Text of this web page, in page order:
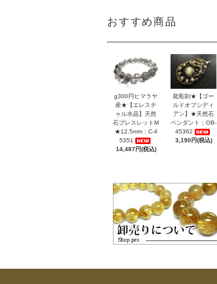
おすすめ商品
g300円ヒマラヤ
産★【エレスチ
ャル水晶】天然
石ブレスレットM
★12.5mm：C-4
5351
14,487円(税込)
龍彫刻★【ゴー
ルドオブシディ
アン】★天然石
ペンダント：OB-
45362
3,190円(税込)